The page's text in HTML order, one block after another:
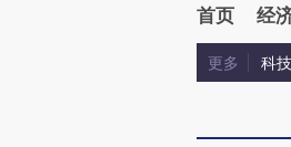
首页 经
更多 科技